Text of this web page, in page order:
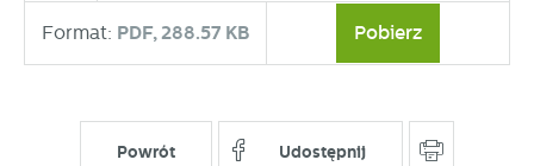
Format: PDF,288.57 KB Pobierz
Powrót Udostępnij